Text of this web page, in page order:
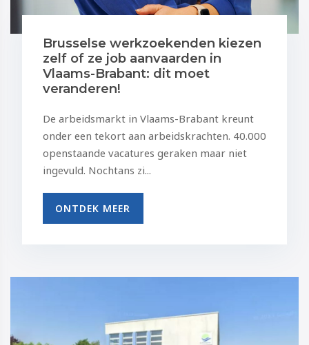
Brusselse werkzoekenden kiezen
zelf of ze job aanvaarden in
Vlaams-Brabant: dit moet
veranderen!
De arbeidsmarkt in Vlaams-Brabant kreunt
onder een tekort aan arbeidskrachten. 40.000
openstaande vacatures geraken maar niet
ingevuld. Nochtans zi...
ONTDEK MEER